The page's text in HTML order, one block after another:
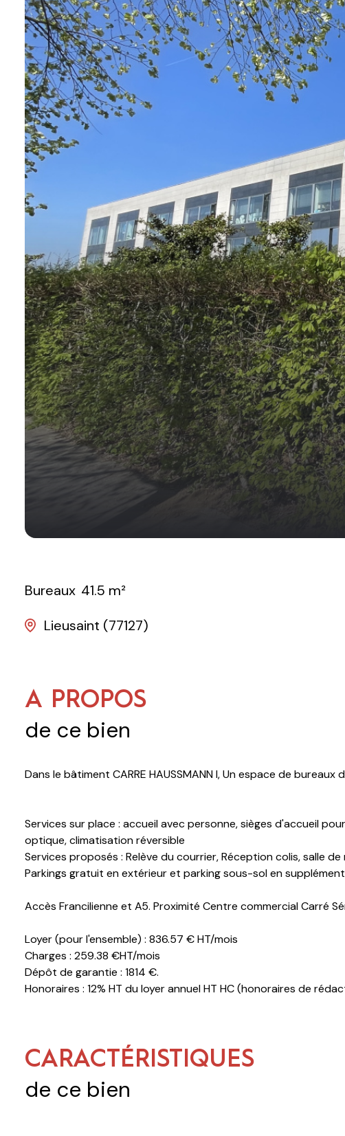
Bureaux 41.5 m²
Lieusaint (77127)
A PROPOS
de ce bien
Dans le bâtiment CARRE HAUSSMANN I, Un espace de
Services sur place : accueil avec personne, sièges d'accueil
optique, climatisation réversible
Services proposés : Relève du courrier, Réception colis, salle
Parkings gratuit en extérieur et parking sous-sol en
Accès Francilienne et A5. Proximité Centre commercial Carré
Loyer (pour l'ensemble) : 836.57 € HT/mois
Charges : 259.38 €HT/mois
Dépôt de garantie : 1814 €.
Honoraires : 12% HT du loyer annuel HT HC (honoraires de
CARACTÉRISTIQUES
de ce bien